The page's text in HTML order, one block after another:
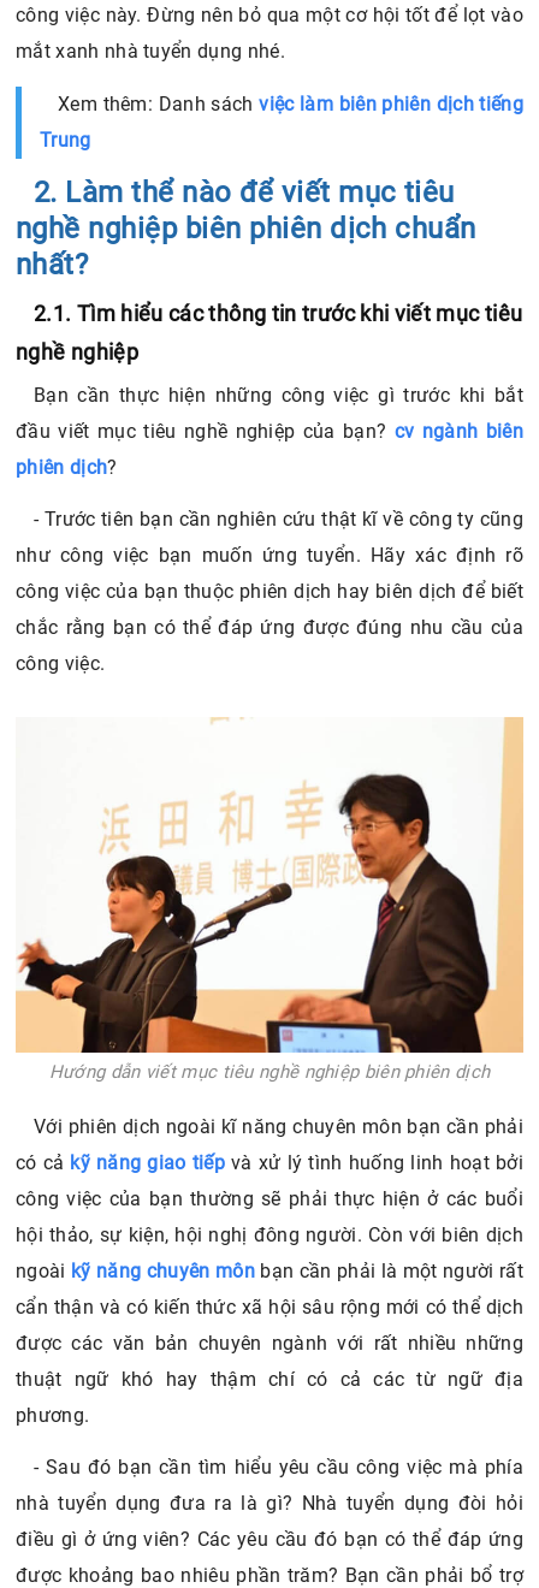
công việc này. Đừng nên bỏ qua một cơ hội tốt để lọt vào
mắt xanh nhà tuyển dụng nhé.
Xem thêm: Danh sáchviệc làm biên phiên dịch tiếng
Trung
2. Làm thể nào để viết mục tiêu
nghề nghiệp biên phiên dịch chuẩn
nhất?
2.1. Tìm hiểu các thông tin trước khi viết mục tiêu
nghề nghiệp
Bạn cần thực hiện những công việc gì trước khi bắt
đầu viết mục tiêu nghề nghiệp của bạn? cv ngành biên
phiên dịch?
- Trước tiên bạn cần nghiên cứu thật kĩ về công ty cũng
như công việc bạn muốn ứng tuyển. Hãy xác định rõ
công việc của bạn thuộc phiên dịch hay biên dịch để biết
chắc rằng bạn có thể đáp ứng được đúng nhu cầu của
công việc.
Hướng dẫn viết mục tiêu nghề nghiệp biên phiên dịch
Với phiên dịch ngoài kĩ năng chuyên môn bạn cần phải
có cả kỹ năng giao tiếp và xử lý tình huống linh hoạt bởi
công việc của bạn thường sẽ phải thực hiện ở các buổi
hội thảo, sự kiện, hội nghị đông người. Còn với biên dịch
ngoài kỹ năng chuyên mônbạn cần phải là một người rất
cẩn thận và có kiến thức xã hội sâu rộng mới có thể dịch
được các văn bản chuyên ngành với rất nhiều những
thuật ngữ khó hay thậm chí có cả các từ ngữ địa
phương.
- Sau đó bạn cần tìm hiểu yêu cầu công việc mà phía
nhà tuyển dụng đưa ra là gì? Nhà tuyển dụng đòi hỏi
điều gì ở ứng viên? Các yêu cầu đó bạn có thể đáp ứng
được khoảng bao nhiêu phần trăm? Bạn cần phải bổ trợ